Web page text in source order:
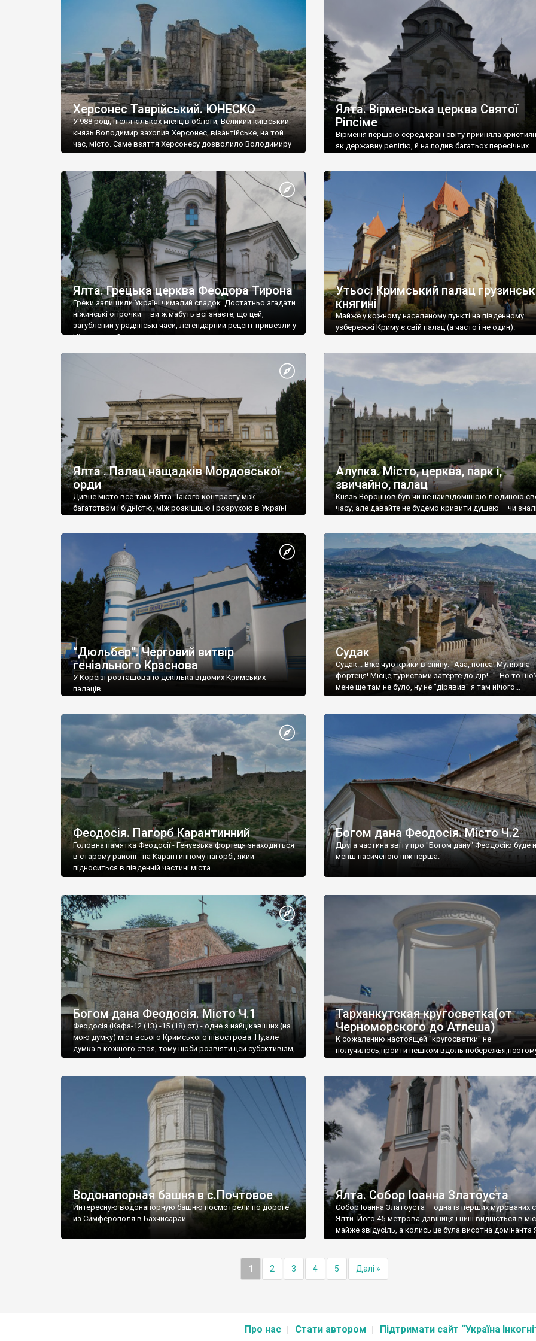
візантійської доби. Раритети викрадені з фондів об’єкту
культурної спадщини ЮНЕСКО «Херсонеса Таврійського».
Офіційно – на виставку «Золото Візантії», але експерти та
влада в Україні вважають це лише […]
називаються «повстяками» (postaki)…” “Вино. Крим
виробляє відмінне вино і його вдосталь: воно все
легке біле і дуже […]
Херсонес Таврійський. ЮНЕСКО
У 988 році, після кількох місяців облоги, Великий київський
князь Володимир захопив Херсонес, візантійське, на той
час, місто. Саме взяття Херсонесу дозволило Володимиру
диктувати свої умови візантійському імператору Василю ІІ,
Херсонесі Володимир-язичник, став Василем-
християнином. А потім було Хрещення Русі. На честь
Херсонесу Таврійського названо місто […]
Ялта. Вірменська церква Святої
Ріпсіме
Вірменія першою серед країн світу прийняла
як державну релігію, й на подив багатьох пересічних
Ялта. Грецька церква Феодора Тирона
Греки залишили Україні чималий спадок. Достатньо згадати
ніжинські огірочки – ви ж мабуть всі знаєте, що цей,
загублений у радянські часи, легендарний рецепт привезли у
Ніжин греки?
Утьос. Кримський палац
княгині
Майже у кожному населеному пункті на південному
узбережжі Криму є свій палац (а часто і не один).
Ялта . Палац нащадків Мордовської
орди
Дивне місто все таки Ялта. Такого контрасту між
багатством і бідністю, між розкішшю і розрухою в Україні
Алупка. Місто, церква, парк і,
звичайно, палац
Князь Воронцов був чи не найвідомішою людиною
часу, але давайте не будемо кривити душею – чи
“Дюльбер”. Черговий витвір
геніального Краснова
У Кореїзі розташовано декілька відомих Кримських
палаців.
Судак
Судак... Вже чую крики в спину: "Ааа, попса! Муляжна
фортеця! Місце,туристами затерте до дір!..." Но то
мене ще там не було, ну не "дірявив" я там нічого...
принаймні до цього літа.
Феодосія. Пагорб Карантинний
Головна памятка Феодосії - Генуезька фортеця знаходиться
в старому районі - на Карантинному пагорбі, який
підноситься в південній частині міста.
Богом дана Феодосія. Місто Ч.2
Друга частина звіту про "Богом дану" Феодосію буде
менш насиченою ніж перша.
Богом дана Феодосія. Місто Ч.1
Феодосія (Кафа-12 (13) -15 (18) ст) - одне з найцікавіших (на
мою думку) міст всього Кримського півострова .Ну,але
думка в кожного своя, тому щоби розвіяти цей субєктивізм,
запрошую відвідати це
Тарханкутская кругосветка(от
Черноморского до Атлеша)
К сожалению настоящей "кругосветки" не
получилось,пройти пешком вдоль
Водонапорная башня в с.Почтовое
Интересную водонапорную башню посмотрели по дороге
из Симферополя в Бахчисарай.
Ялта. Собор Іоанна Златоуста
Собор Іоанна Златоуста – одна із перших мурованих
Ялти. Його 45-метрова дзвіниця і нині видніється в
майже звідусіль, а колись це була висотна домінанта
1 2 3 4 5 Далі »
Про нас Стати автором Підтримати сайт “Україна